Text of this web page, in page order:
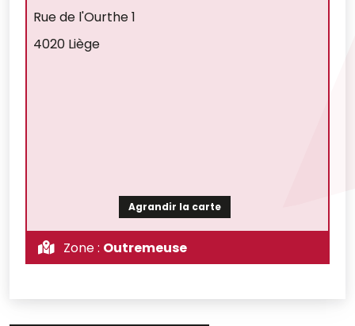
Rue de l'Ourthe 1
4020 Liège
Agrandir la carte
Zone : Outremeuse